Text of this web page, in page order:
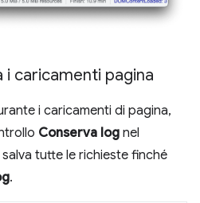
i caricamenti pagina
i caricamenti di pagina,
Conserva log nel
salva tutte le richieste finché
.